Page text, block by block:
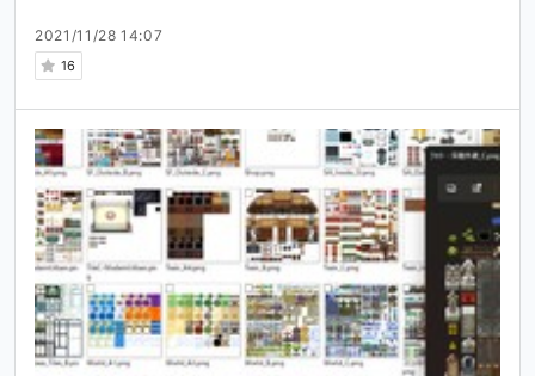
プロフィール
普段はソフトウェアエンジニアとして働いています。
RPGツクール歴は1年程ですが、ゲーム開発において注意し
ている事や
心掛けている事を発信できればと思います。
2021/11/28 14:07
16